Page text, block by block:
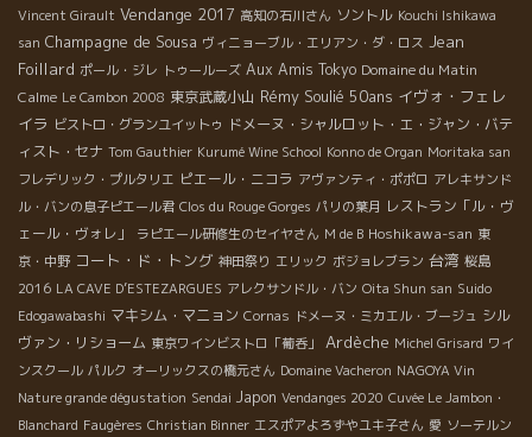
Vincent Girault Vendange 2017 高知の石川さん ソントル Kouchi Ishikawa
san Champagne de Sousa ヴィニョーブル・エリアン・ダ・ロス Jean
Foillard ポール・ジレ トゥールーズ Aux Amis Tokyo Domaine du Matin
Calme Le Cambon 2008 東京武蔵小山 Rémy Soulié 50ans イヴォ・フェレ
イラ ビストロ・グランユイットゥ ドメーヌ・シャルロット・エ・ジャン・バテ
ィスト・セナ Tom Gauthier Kurumé Wine School Konno de Organ Moritaka san
フレデリック・プルタリエ ピエール・ニコラ アヴァンティ・ポポロ アレキサンド
ル・バンの息子ピエール君 Clos du Rouge Gorges パリの葉月 レストラン「ル・ヴ
ェール・ヴォレ」
ラピエール研修生のセイヤさん M de B Hoshikawa-san 東
京・中野 コート・ド・トング 神田祭り エリック ボジョレブラン 台湾 桜島
2016 LA CAVE D’ESTEZARGUES アレクサンドル・バン Oita Shun san Suido
Edogawabashi マキシム・マニョン Cornas ドメーヌ・ミカエル・ブージュ シル
ヴァン・リショーム 東京ワインビストロ「葡呑」 Ardèche Michel Grisard ワイ
ンスクール パルク オーリックスの橋元さん Domaine Vacheron NAGOYA Vin
Nature grande dégustation Sendai Japon Vendanges 2020 Cuvée Le Jambon・
Blanchard Faugères Christian Binner エスポアよろずやユキ子さん 愛 ソーテルン